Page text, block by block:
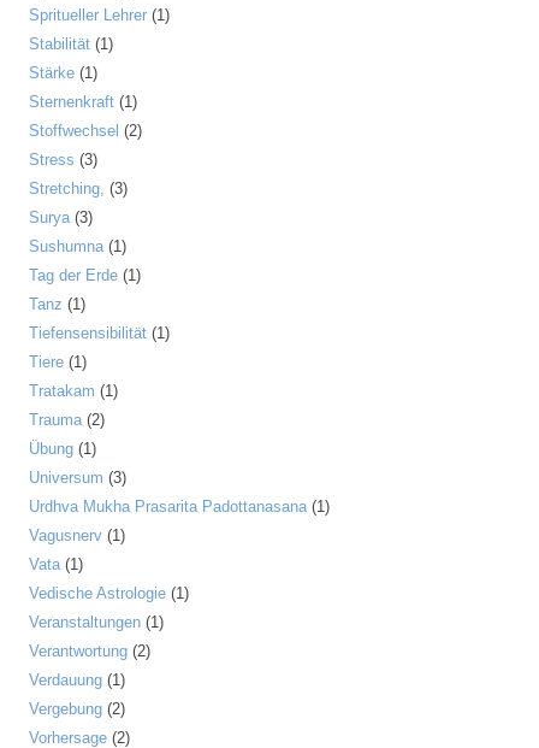
Spritueller Lehrer (1)
Stabilität (1)
Stärke (1)
Sternenkraft (1)
Stoffwechsel (2)
Stress (3)
Stretching, (3)
Surya(3)
Sushumna(1)
Tag der Erde (1)
Tanz (1)
Tiefensensibilität (1)
Tiere (1)
Tratakam (1)
Trauma(2)
Übung (1)
Universum (3)
Urdhva Mukha Prasarita Padottanasana(1)
Vagusnerv (1)
Vata(1)
Vedische Astrologie (1)
Veranstaltungen (1)
Verantwortung (2)
Verdauung (1)
Vergebung (2)
Vorhersage (2)